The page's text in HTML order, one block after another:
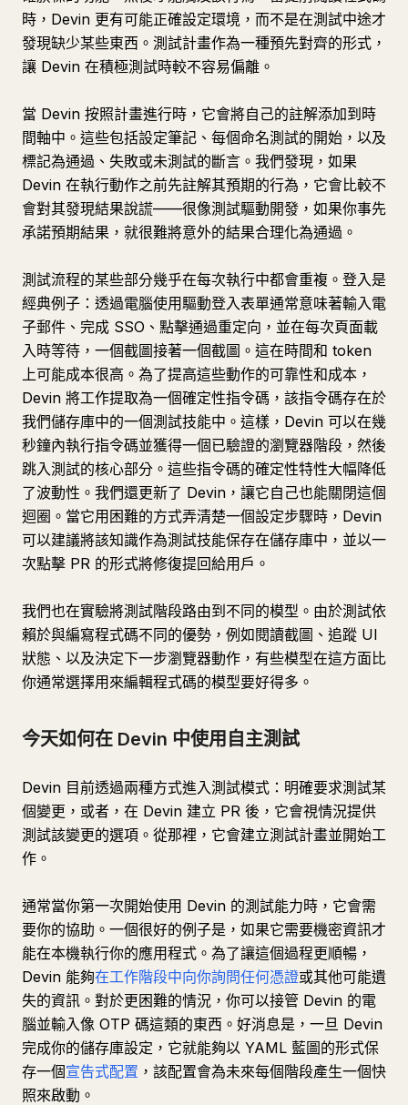
時，Devin 更有可能正確設定環境，而不是在測試中途才
發現缺少某些東西。測試計畫作為一種預先對齊的形式，
讓 Devin 在積極測試時較不容易偏離。
當 Devin 按照計畫進行時，它會將自己的註解添加到時
間軸中。這些包括設定筆記、每個命名測試的開始，以及
標記為通過、失敗或未測試的斷言。我們發現，如果
Devin 在執行動作之前先註解其預期的行為，它會比較不
會對其發現結果說謊——很像測試驅動開發，如果你事先
承諾預期結果，就很難將意外的結果合理化為通過。
測試流程的某些部分幾乎在每次執行中都會重複。登入是
經典例子：透過電腦使用驅動登入表單通常意味著輸入電
子郵件、完成 SSO、點擊通過重定向，並在每次頁面載
入時等待，一個截圖接著一個截圖。這在時間和 token
上可能成本很高。為了提高這些動作的可靠性和成本，
Devin 將工作提取為一個確定性指令碼，該指令碼存在於
我們儲存庫中的一個測試技能中。這樣，Devin 可以在幾
秒鐘內執行指令碼並獲得一個已驗證的瀏覽器階段，然後
跳入測試的核心部分。這些指令碼的確定性特性大幅降低
了波動性。我們還更新了 Devin，讓它自己也能關閉這個
迴圈。當它用困難的方式弄清楚一個設定步驟時，Devin
可以建議將該知識作為測試技能保存在儲存庫中，並以一
次點擊 PR 的形式將修復提回給用戶。
我們也在實驗將測試階段路由到不同的模型。由於測試依
賴於與編寫程式碼不同的優勢，例如閱讀截圖、追蹤 UI
狀態、以及決定下一步瀏覽器動作，有些模型在這方面比
你通常選擇用來編輯程式碼的模型要好得多。
今天如何在 Devin 中使用自主測試
Devin 目前透過兩種方式進入測試模式：明確要求測試某
個變更，或者，在 Devin 建立 PR 後，它會視情況提供
測試該變更的選項。從那裡，它會建立測試計畫並開始工
作。
通常當你第一次開始使用 Devin 的測試能力時，它會需
要你的協助。一個很好的例子是，如果它需要機密資訊才
能在本機執行你的應用程式。為了讓這個過程更順暢，
Devin 能夠在工作階段中向你詢問任何憑證或其他可能遺
失的資訊。對於更困難的情況，你可以接管 Devin 的電
腦並輸入像 OTP 碼這類的東西。好消息是，一旦 Devin
完成你的儲存庫設定，它就能夠以 YAML 藍圖的形式保
存一個宣告式配置 ，該配置會為未來每個階段產生一個快
照來啟動。